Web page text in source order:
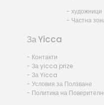
- художници
- Частна
За Yicca
- Контакти
- За yicca prize
- За Yicca
- Условия за Ползване
- Политика на